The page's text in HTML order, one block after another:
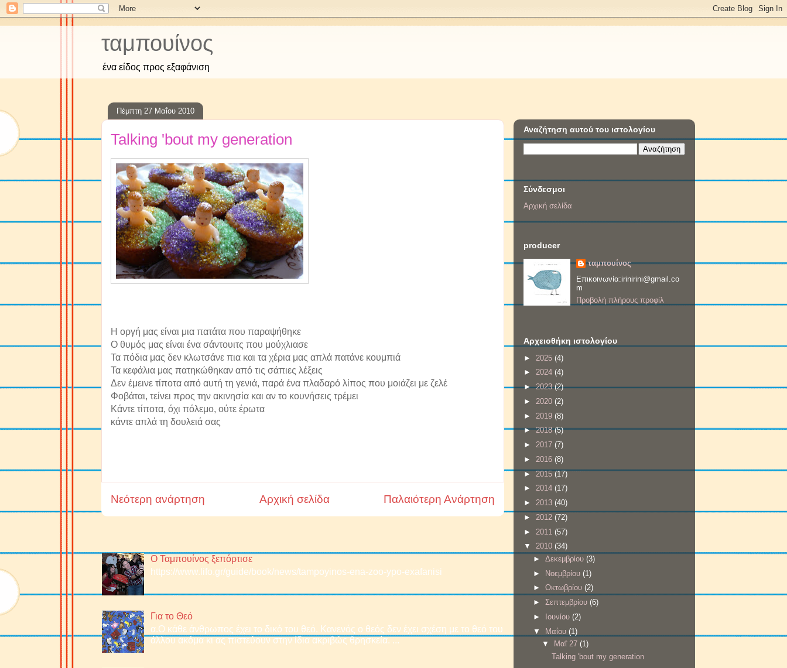
ταμπουίνος
ένα είδος προς εξαφάνιση
Πέμπτη 27 Μαΐου 2010
Talking 'bout my generation
Η οργή μας είναι μια πατάτα που παραψήθηκε
Ο θυμός μας είναι ένα σάντουιτς που μούχλιασε
Τα πόδια μας δεν κλωτσάνε πια και τα χέρια μας απλά πατάνε κουμπιά
Τα κεφάλια μας πατηκώθηκαν από τις σάπιες λέξεις
Δεν έμεινε τίποτα από αυτή τη γενιά, παρά ένα πλαδαρό λίπος που μοιάζει με ζελέ
Φοβάται, τείνει προς την ακινησία και αν το κουνήσεις τρέμει
Κάντε τίποτα, όχι πόλεμο, ούτε έρωτα
κάντε απλά τη δουλειά σας
Νεότερη ανάρτηση Παλαιότερη Ανάρτηση
Αρχική σελίδα
Ο Ταμπουίνος ξεπόρτισε
https://www.lifo.gr/guide/book/news/tampoyinos-ena-zoo-ypo-exafanisi
Για το Θεό
α.O κάθε άνθρωπος έχει το δικό του θεό. Κανενός ο θεός δεν έχει σχέση με το θεό του
άλλου ακόμα κι ας πιστεύουν στην ίδια ακριβώς θρησκεία. ...
Αναζήτηση αυτού του ιστολογίου
Σύνδεσμοι
Αρχική σελίδα
producer
ταμπουίνος
Επικοινωνία:irinirini@gmail.co
m
Προβολή πλήρους προφίλ
Αρχειοθήκη ιστολογίου
► 2025 (4)
► 2024 (4)
►2023(2)
► 2020 (2)
► 2019 (8)
►2018(5)
► 2017 (7)
► 2016 (8)
►2015(17)
► 2014 (17)
► 2013 (40)
► 2012 (72)
► 2011 (57)
▼ 2010 (34)
► Δεκεμβρίου (3)
► Νοεμβρίου (1)
► Οκτωβρίου (2)
► Σεπτεμβρίου (6)
►
Ιουνίου (2)
▼ Μαΐου (1)
▼
Μαΐ 27(1)
Talking 'bout my generation